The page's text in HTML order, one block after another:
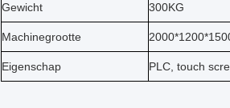
Gewicht 300KG
Machinegrootte
Eigenschap PLC, touch